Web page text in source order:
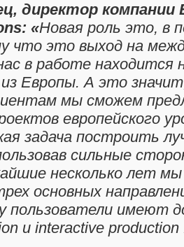
директор компании
: «Новая роль это, в
что это выход на
в работе находится
из Европы. А это
мы сможем
европейского
задача построить
сильные
несколько лет
основных
пользователи имеют
и interactive production